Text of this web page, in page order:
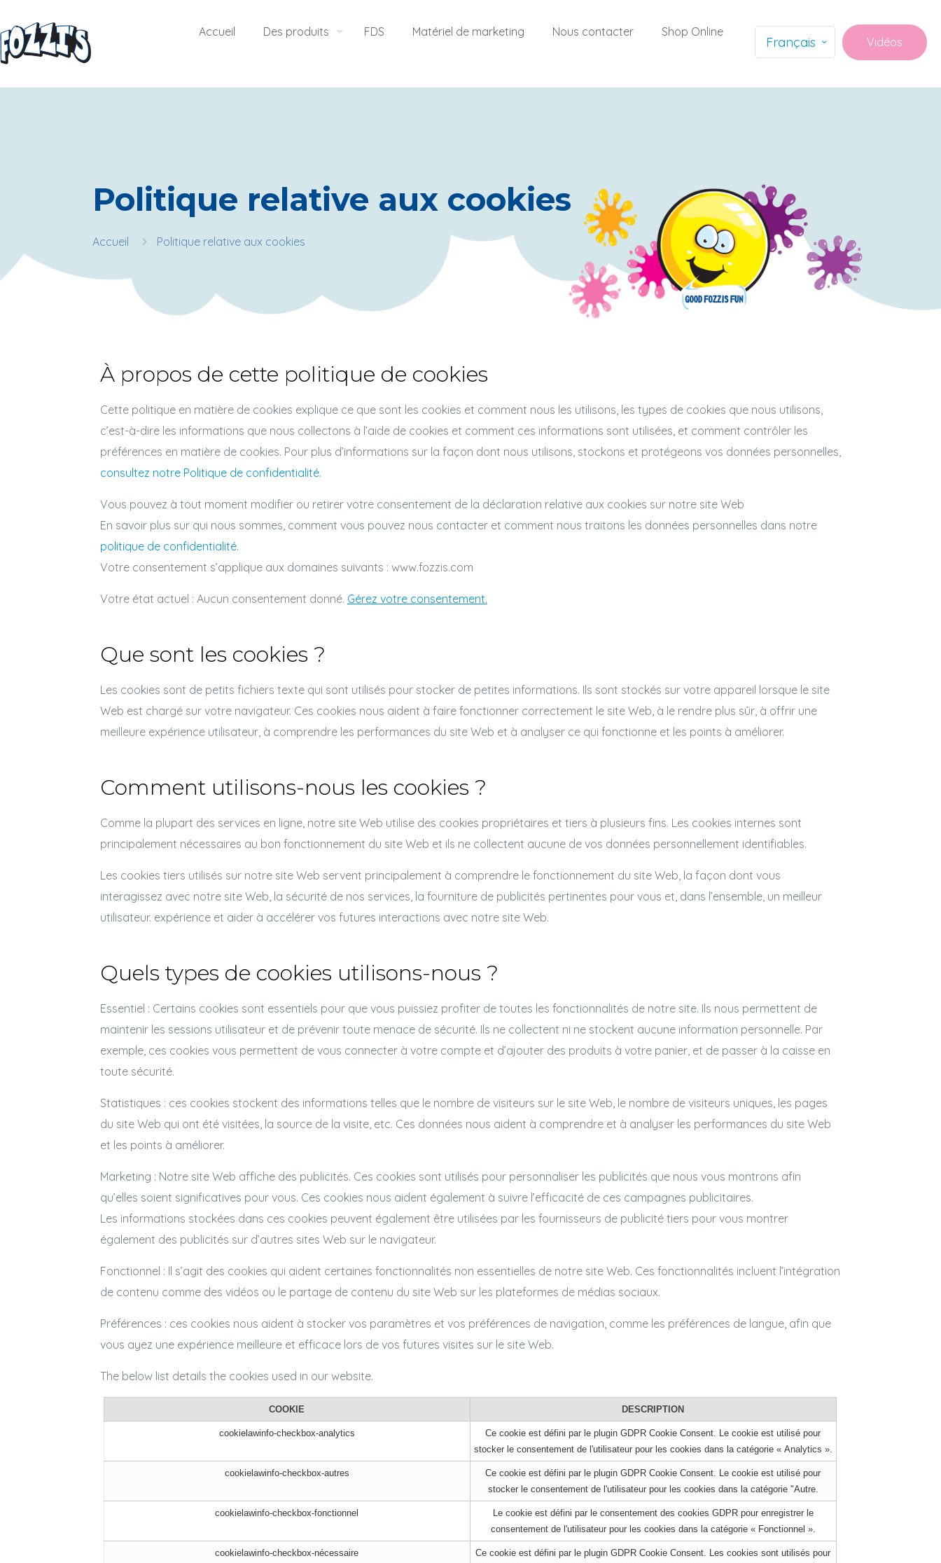
Accueil Des produits FDS Matériel de marketing Nous contacter Shop Online
Français Vidéos
Politique relative aux cookies
Accueil Politique relative aux cookies
À propos de cette politique de cookies
Cette politique en matière de cookies explique ce que sont les cookies et comment nous les utilisons, les types de cookies que nous utilisons,
c’est-à-dire les informations que nous collectons à l’aide de cookies et comment ces informations sont utilisées, et comment contrôler les
préférences en matière de cookies. Pour plus d’informations sur la façon dont nous utilisons, stockons et protégeons vos données personnelles,
consultez notre Politique de confidentialité.
Vous pouvez à tout moment modifier ou retirer votre consentement de la déclaration relative aux cookies sur notre site Web
En savoir plus sur qui nous sommes, comment vous pouvez nous contacter et comment nous traitons les données personnelles dans notre
politique de confidentialité.
Votre consentement s’applique aux domaines suivants : www.fozzis.com
Votre état actuel : Aucun consentement donné. Gérez votre consentement.
Que sont les cookies ?
Les cookies sont de petits fichiers texte qui sont utilisés pour stocker de petites informations. Ils sont stockés sur votre appareil lorsque le site
Web est chargé sur votre navigateur. Ces cookies nous aident à faire fonctionner correctement le site Web, à le rendre plus sûr, à offrir une
meilleure expérience utilisateur, à comprendre les performances du site Web et à analyser ce qui fonctionne et les points à améliorer.
Comment utilisons-nous les cookies ?
Comme la plupart des services en ligne, notre site Web utilise des cookies propriétaires et tiers à plusieurs fins. Les cookies internes sont
principalement nécessaires au bon fonctionnement du site Web et ils ne collectent aucune de vos données personnellement identifiables.
Les cookies tiers utilisés sur notre site Web servent principalement à comprendre le fonctionnement du site Web, la façon dont vous
interagissez avec notre site Web, la sécurité de nos services, la fourniture de publicités pertinentes pour vous et, dans l’ensemble, un meilleur
utilisateur. expérience et aider à accélérer vos futures interactions avec notre site Web.
Quels types de cookies utilisons-nous ?
Essentiel : Certains cookies sont essentiels pour que vous puissiez profiter de toutes les fonctionnalités de notre site. Ils nous permettent de
maintenir les sessions utilisateur et de prévenir toute menace de sécurité. Ils ne collectent ni ne stockent aucune information personnelle. Par
exemple, ces cookies vous permettent de vous connecter à votre compte et d’ajouter des produits à votre panier, et de passer à la caisse en
toute sécurité.
Statistiques : ces cookies stockent des informations telles que le nombre de visiteurs sur le site Web, le nombre de visiteurs uniques, les pages
du site Web qui ont été visitées, la source de la visite, etc. Ces données nous aident à comprendre et à analyser les performances du site Web
et les points à améliorer.
Marketing : Notre site Web affiche des publicités. Ces cookies sont utilisés pour personnaliser les publicités que nous vous montrons afin
qu’elles soient significatives pour vous. Ces cookies nous aident également à suivre l’efficacité de ces campagnes publicitaires.
Les informations stockées dans ces cookies peuvent également être utilisées par les fournisseurs de publicité tiers pour vous montrer
également des publicités sur d’autres sites Web sur le navigateur.
Fonctionnel : Il s’agit des cookies qui aident certaines fonctionnalités non essentielles de notre site Web. Ces fonctionnalités incluent l’intégration
de contenu comme des vidéos ou le partage de contenu du site Web sur les plateformes de médias sociaux.
Préférences : ces cookies nous aident à stocker vos paramètres et vos préférences de navigation, comme les préférences de langue, afin que
vous ayez une expérience meilleure et efficace lors de vos futures visites sur le site Web.
The below list details the cookies used in our website.
COOKIE DESCRIPTION
cookielawinfo-checkbox-analytics
Ce cookie est défini par le plugin GDPR Cookie Consent. Le cookie est utilisé pour
stocker le consentement de l'utilisateur pour les cookies dans la catégorie « Analytics ».
cookielawinfo-checkbox-autres
Ce cookie est défini par le plugin GDPR Cookie Consent. Le cookie est utilisé pour
stocker le consentement de l'utilisateur pour les cookies dans la catégorie "Autre.
cookielawinfo-checkbox-fonctionnel
Le cookie est défini par le consentement des cookies GDPR pour enregistrer le
consentement de l'utilisateur pour les cookies dans la catégorie « Fonctionnel ».
cookielawinfo-checkbox-nécessaire
Ce cookie est défini par le plugin GDPR Cookie Consent. Les cookies sont utilisés pour